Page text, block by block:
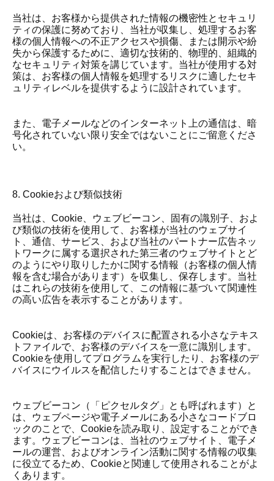
当社は、お客様から提供された情報の機密性とセキュリ
ティの保護に努めており、当社が収集し、処理するお客
様の個人情報への不正アクセスや損傷、または開示や紛
失から保護するために、適切な技術的、物理的、組織的
なセキュリティ対策を講じています。当社が使用する対
策は、お客様の個人情報を処理するリスクに適したセキ
ュリティレベルを提供するように設計されています。
また、電子メールなどのインターネット上の通信は、暗
号化されていない限り安全ではないことにご留意くださ
い。
8. Cookieおよび類似技術
当社は、Cookie、ウェブビーコン、固有の識別子、およ
び類似の技術を使用して、お客様が当社のウェブサイ
ト、通信、サービス、および当社のパートナー広告ネッ
トワークに属する選択された第三者のウェブサイトとど
のようにやり取りしたかに関する情報（お客様の個人情
報を含む場合があります）を収集し、保存します。当社
はこれらの技術を使用して、この情報に基づいて関連性
の高い広告を表示することがあります。
Cookieは、お客様のデバイスに配置される小さなテキス
トファイルで、お客様のデバイスを一意に識別します。
Cookieを使用してプログラムを実行したり、お客様のデ
バイスにウイルスを配信したりすることはできません。
ウェブビーコン（「ピクセルタグ」とも呼ばれます）と
は、ウェブページや電子メールにある小さなコードブロ
ックのことで、Cookieを読み取り、設定することができ
ます。ウェブビーコンは、当社のウェブサイト、電子メ
ールの運営、およびオンライン活動に関する情報の収集
に役立てるため、Cookieと関連して使用されることがよ
くあります。